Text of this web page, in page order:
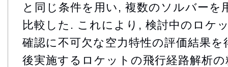
と同じ条件を用い, 複数のソルバーを
比較した. これにより, 検討中のロケ
確認に不可欠な空力特性の評価結果
後実施するロケットの飛行経路解析